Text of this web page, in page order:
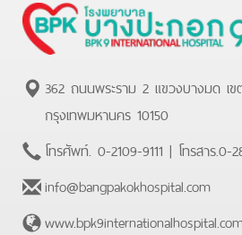
362 ถนนพระราม 2 แขวงบางมด เ
กรุงเทพมหานคร 10150
โทรศัพท์. 0-2109-9111 | โทรสาร.0-
info@bangpakokhospital.com